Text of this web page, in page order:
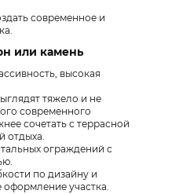
современное и
или камень
высокая
тяжело и не
современного
сочетать с террасной
отдыха.
ограждений с
по дизайну и
оформление участка.